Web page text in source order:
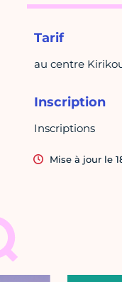
Tarif
au centre
Inscription
Inscriptions
Mise à jour le